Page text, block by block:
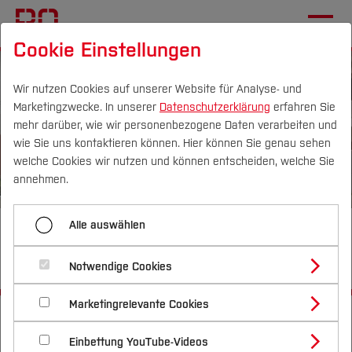
Campus Personen DE|EN Quicklinks
Studium
Studienangebote
Bachelorstudiengänge
Masterstudiengänge
Vor dem Studium
Bewerben & Einschreiben
Bewerbungsportal
Im Studium
Studienbüros und Prüfungen
Nach dem Studium
Forschung & Transfer
Profil
Forschungs- und Transferprofil
Schwerpunkte (FuT)
Beratung & Förderung
Nachhaltigkeit
Nachhaltigkeit studieren
International
MoNaL - Mobilität nachhaltig
über den Lebenszyklus gedacht
StartseiteFachgebiete
Labor für Nachhaltigkeit in der Technik
Cookie Einstellungen
Wir nutzen Cookies auf unserer Website für Analyse- und
Marketingzwecke. In unserer Datenschutzerklärung erfahren Sie
mehr darüber, wie wir personenbezogene Daten verarbeiten und
wie Sie uns kontaktieren können. Hier können Sie genau sehen
welche Cookies wir nutzen und können entscheiden, welche Sie
annehmen.
Alle auswählen
Notwendige Cookies
Marketingrelevante Cookies
Einbettung YouTube-Videos